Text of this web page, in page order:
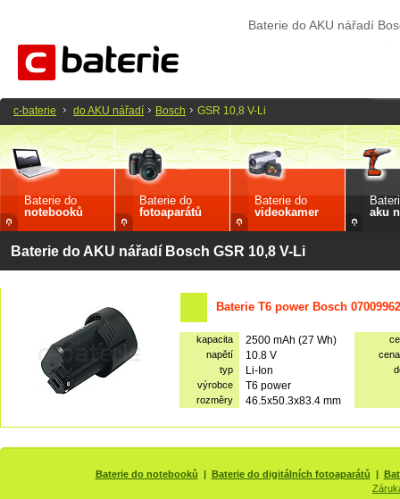
Baterie do AKU nářadí
Baterie do
notebooků
Baterie do
fotoaparátů
Baterie do
videokamer
aku
Baterie do AKU nářadí Bosch GSR 10,8 V-Li
Baterie T6 power Bosch
kapacita 2500 mAh (27 Wh)
napětí
10.8 V
typ
Li-Ion
výrobce
T6 power
rozměry 46.5x50.3x83.4 mm
c-baterie do AKU nářadí Bosch GSR 10,8 V-Li
Baterie do notebooků | Baterie do digitálních fotoaparátů |